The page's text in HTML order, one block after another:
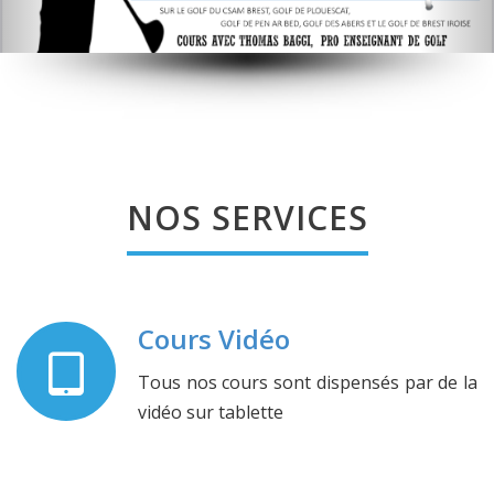
NOS SERVICES
Cours Vidéo
Tous nos cours sont dispensés par de la
vidéo sur tablette